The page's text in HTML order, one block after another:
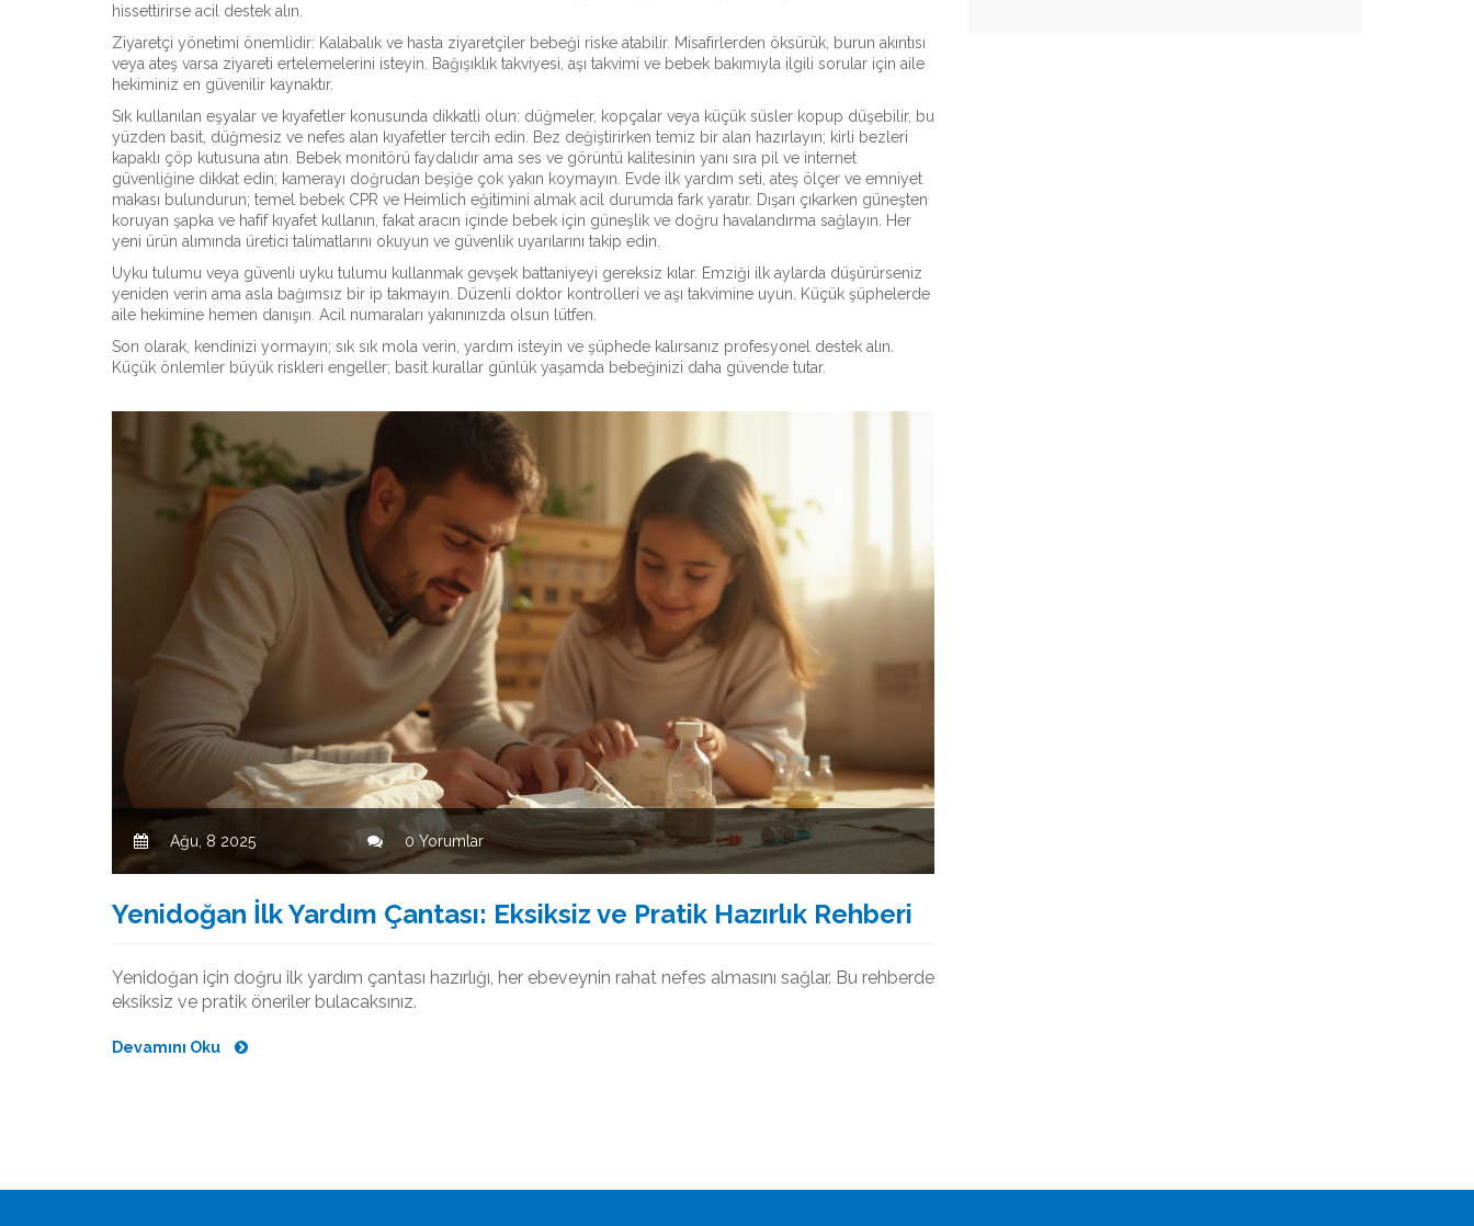
hissettirirse acil destek alın.
Ziyaretçi yönetimi önemlidir: Kalabalık ve hasta ziyaretçiler bebeği riske atabilir. Misafirlerden öksürük, burun akıntısı
veya ateş varsa ziyareti ertelemelerini isteyin. Bağışıklık takviyesi, aşı takvimi ve bebek bakımıyla ilgili sorular için aile
hekiminiz en güvenilir kaynaktır.
Sık kullanılan eşyalar ve kıyafetler konusunda dikkatli olun: düğmeler, kopçalar veya küçük süsler kopup düşebilir, bu
yüzden basit, düğmesiz ve nefes alan kıyafetler tercih edin. Bez değiştirirken temiz bir alan hazırlayın; kirli bezleri
kapaklı çöp kutusuna atın. Bebek monitörü faydalıdır ama ses ve görüntü kalitesinin yanı sıra pil ve internet
güvenliğine dikkat edin; kamerayı doğrudan beşiğe çok yakın koymayın. Evde ilk yardım seti, ateş ölçer ve emniyet
makası bulundurun; temel bebek CPR ve Heimlich eğitimini almak acil durumda fark yaratır. Dışarı çıkarken güneşten
koruyan şapka ve hafif kıyafet kullanın, fakat aracın içinde bebek için güneşlik ve doğru havalandırma sağlayın. Her
yeni ürün alımında üretici talimatlarını okuyun ve güvenlik uyarılarını takip edin.
Uyku tulumu veya güvenli uyku tulumu kullanmak gevşek battaniyeyi gereksiz kılar. Emziği ilk aylarda düşürürseniz
yeniden verin ama asla bağımsız bir ip takmayın. Düzenli doktor kontrolleri ve aşı takvimine uyun. Küçük şüphelerde
aile hekimine hemen danışın. Acil numaraları yakınınızda olsun lütfen.
Son olarak, kendinizi yormayın; sık sık mola verin, yardım isteyin ve şüphede kalırsanız profesyonel destek alın.
Küçük önlemler büyük riskleri engeller; basit kurallar günlük yaşamda bebeğinizi daha güvende tutar.
Ağu, 8 2025 0 Yorumlar
Yenidoğan İlk Yardım Çantası: Eksiksiz ve Pratik Hazırlık Rehberi
Yenidoğan için doğru ilk yardım çantası hazırlığı, her ebeveynin rahat nefes almasını sağlar. Bu rehberde
eksiksiz ve pratik öneriler bulacaksınız.
Devamını Oku